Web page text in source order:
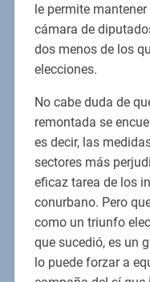
le permite
cámara de
dos menos de los
elecciones.
No cabe duda de
remontada se
es decir, las
sectores más
eficaz tarea de los
conurbano. Pero
como un triunfo
que sucedió, es un
lo puede forzar a